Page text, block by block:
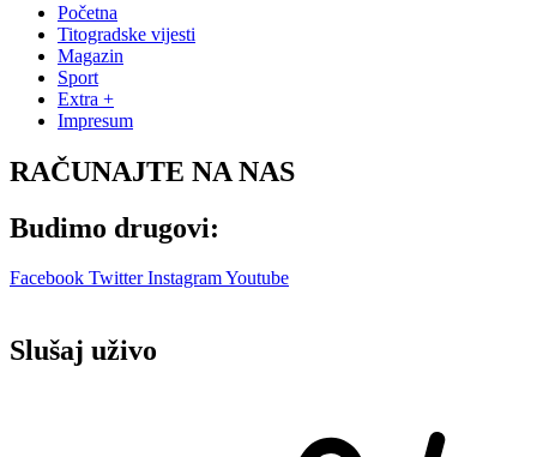
Početna
Titogradske vijesti
Magazin
Sport
Extra +
Impresum
RAČUNAJTE NA NAS
Budimo drugovi:
Facebook Twitter InstagramYoutube
Slušaj uživo